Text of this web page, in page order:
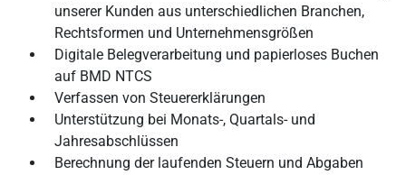
unserer Kunden aus unterschiedlichen Branchen,
Rechtsformen und Unternehmensgrößen
Digitale Belegverarbeitung und papierloses Buchen
auf BMD NTCS
Verfassen von Steuererklärungen
Unterstützung bei Monats-, Quartals- und
Jahresabschlüssen
Berechnung der laufenden Steuern und Abgaben